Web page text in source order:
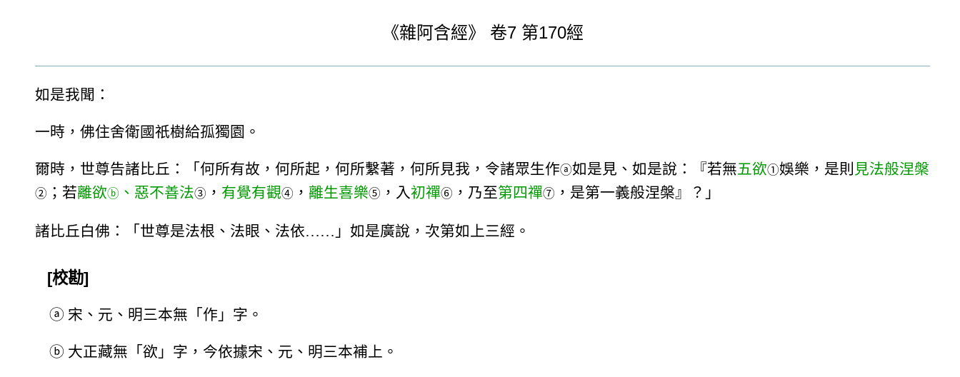
《雜阿含經》 卷7第170經
如是我聞：
一時，佛住舍衛國祇樹給孤獨園。
爾時，世尊告諸比丘：「何所有故，何所起，何所繫著，何所見我，令諸眾生作ⓐ如是見、如是說：『若無五欲①娛樂，是則 見法般涅槃
② ；若離欲ⓑ 、惡不善法③ ， 有覺有觀④ ， 離生喜樂⑤ ，入初禪⑥ ，乃至第四禪⑦ ，是第一義般涅槃』？」
諸比丘白佛：「世尊是法根、法眼、法依……」如是廣說，次第如上三經。
[校勘]
ⓐ 宋、元、明三本無「作」字。
ⓑ 大正藏無「欲」字，今依據宋、元、明三本補上。